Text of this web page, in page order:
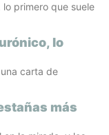
primero que suele
lo
carta de
más